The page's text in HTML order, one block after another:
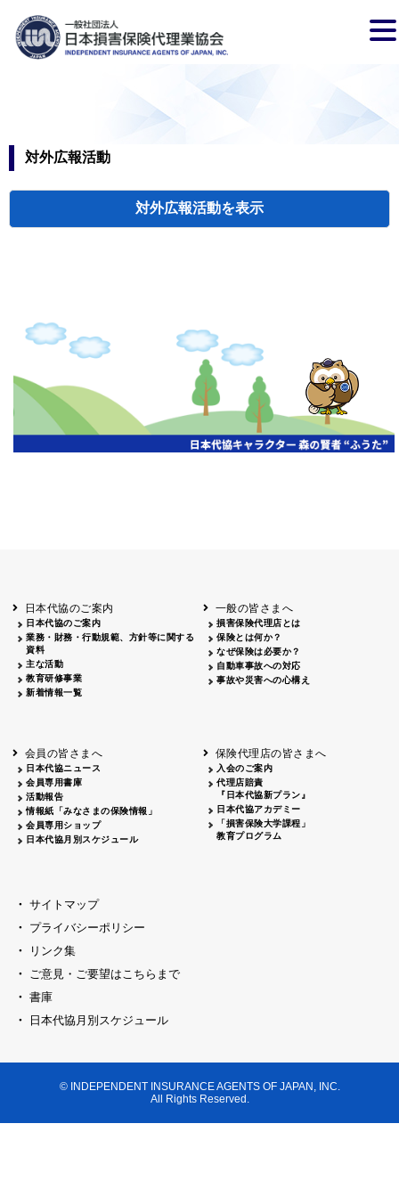
対外広報活動
対外広報活動
広告主
掲載
2026.05.28 山梨日日新聞 2026年度通常総会
日本代協のご案内
日本代協のご案内
業務・財務・行動規範、方針等に関する
資料
主な活動
教育研修事業
新着情報一覧
一般の皆さまへ
損害保険代理店とは
保険とは何か？
なぜ保険は必要か？
自動車事故への対応
事故や災害への心構え
会員の皆さまへ
日本代協ニュース
会員専用書庫
活動報告
情報紙「みなさまの保険情報」
会員専用ショップ
日本代協月別スケジュール
保険代理店の皆さまへ
入会のご案内
代理店賠責
『日本代協新プラン』
日本代協アカデミー
「損害保険大学課程」
教育プログラム
サイトマップ
プライバシーポリシー
リンク集
ご意見・ご要望はこちらまで
書庫
日本代協月別スケジュール
© INDEPENDENT INSURANCE AGENTS OF JAPAN, INC.
All Rights Reserved.